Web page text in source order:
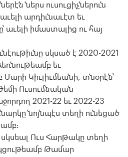
ներս ուսուցիչներուն
արդիւնաւէտ եւ
աւելի իմաստալից ու հայ
սկսած է 2020-2021
եւ
Կիւլիւմեանի, տնօրէն՝
Ուսումնական
2021-22 եւ 2022-23
նոյնպէս տեղի ունեցած
Ուս Հարթակը տեղի
Թամար